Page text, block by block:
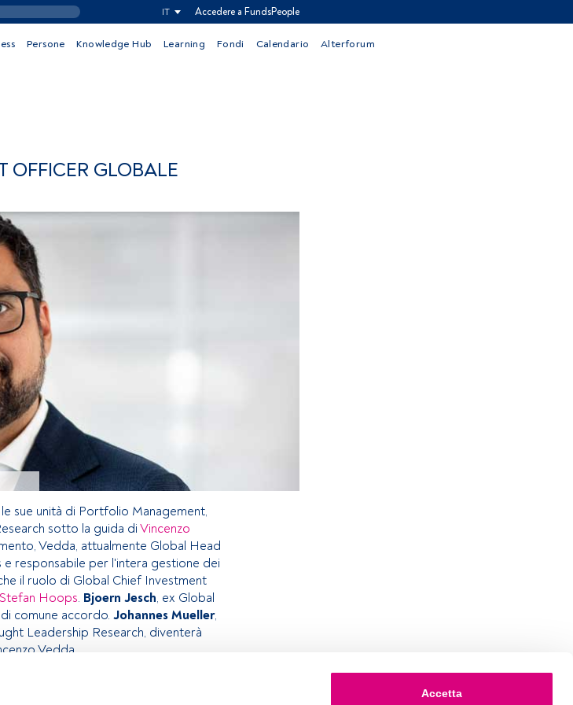
Accetta
IT Accedere a FundsPeople
Persone Knowledge Hub Learning Fondi Calendario Alterforum
OFFICER GLOBALE
le sue unità di Portfolio Management,
sotto la guida di Vincenzo
Vedda, attualmente Global Head
responsabile per l'intera gestione dei
il ruolo di Global Chief Investment
Stefan Hoops. Bjoern Jesch, ex Global
comune accordo. Johannes Mueller,
Leadership Research, diventerà
Vedda.